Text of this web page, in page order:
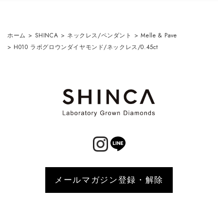
ホーム > SHINCA > ネックレス/ペンダント >Melle & Pave
> H010 ラボグロウンダイヤモンド/ネックレス/0.45ct
メールマガジン登録・解除